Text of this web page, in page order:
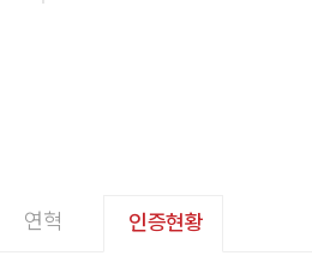
연혁 인증현황
해서는 서비스 신청을 거절할 수